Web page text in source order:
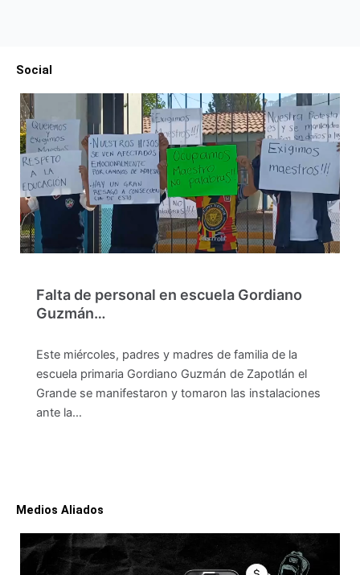
Social
Falta de personal en escuela Gordiano
Guzmán…
Este miércoles, padres y madres de familia de la
escuela primaria Gordiano Guzmán de Zapotlán el
Grande se manifestaron y tomaron las instalaciones
ante la…
Medios Aliados